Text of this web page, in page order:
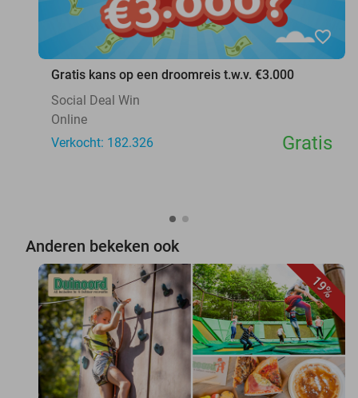
favorite_border
Gratis kans op een droomreis t.w.v. €3.000
Social Deal Win
Online
Verkocht: 182.326
Gratis
Anderen bekeken ook
19%